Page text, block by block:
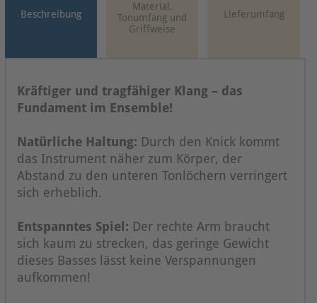
Beschreibung
Material,
Tonumfang und
Griffweise
Lieferumfang
Kräftiger und tragfähiger Klang – das
Fundament im Ensemble!
Natürliche Haltung: Durch den Knick kommt
das Instrument näher zum Körper, der
Abstand zu den unteren Tonlöchern verringert
sich erheblich.
Entspanntes Spiel: Der rechte Arm braucht
sich kaum zu strecken, das geringe Gewicht
dieses Basses lässt keine Verspannungen
aufkommen!